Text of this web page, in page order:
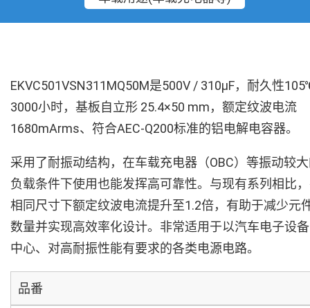
EKVC501VSN311MQ50M是500V / 310µF，耐久性
3000小时，基板自立形 25.4×50 mm，额定纹波电流
1680mArms、符合AEC-Q200标准的铝电解电容器。
采用了耐振动结构，在车载充电器（OBC）等振动较
负载条件下使用也能发挥高可靠性。与现有系列相比
相同尺寸下额定纹波电流提升至1.2倍，有助于减少元
数量并实现高效率化设计。非常适用于以汽车电子设
中心、对高耐振性能有要求的各类电源电路。
品番